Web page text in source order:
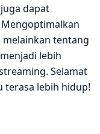
dapat
tentang
lebih
Selamat
terasa lebih hidup!